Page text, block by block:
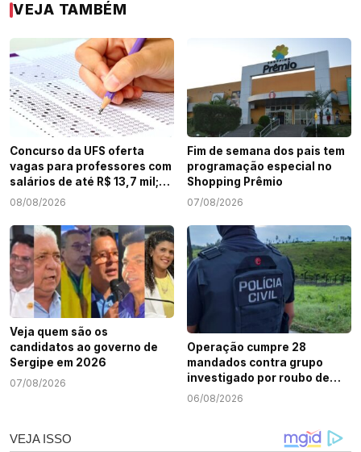
VEJA TAMBÉM
Concurso da UFS oferta
vagas para professores com
salários de até R$ 13,7 mil;
veja como participar
08/08/2026
Fim de semana dos pais tem
programação especial no
Shopping Prêmio
07/08/2026
Veja quem são os
candidatos ao governo de
Sergipe em 2026
07/08/2026
Operação cumpre 28
mandados contra grupo
investigado por roubo de
cargas e tráfico de drogas
06/08/2026